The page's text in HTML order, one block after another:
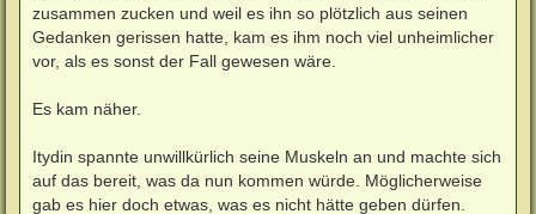
zusammen zucken und weil es ihn so plötzlich aus seinen
Gedanken gerissen hatte, kam es ihm noch viel unheimlicher
vor, als es sonst der Fall gewesen wäre.
Es kam näher.
Itydin spannte unwillkürlich seine Muskeln an und machte sich
auf das bereit, was da nun kommen würde. Möglicherweise
gab es hier doch etwas, was es nicht hätte geben dürfen.